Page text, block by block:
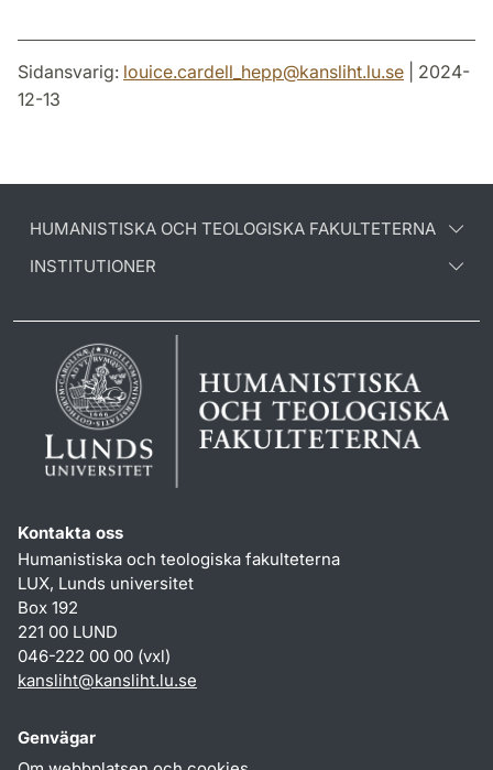
Sidansvarig: louice.cardell_hepp@kansliht.lu.se | 2024-
12-13
HUMANISTISKA OCH TEOLOGISKA FAKULTETERNA
INSTITUTIONER
Kontakta oss
Humanistiska och teologiska fakulteterna
LUX, Lunds universitet
Box 192
221 00 LUND
046-222 00 00 (vxl)
kansliht@kansliht.lu.se
Genvägar